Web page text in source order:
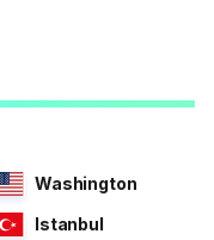
Washington
Istanbul